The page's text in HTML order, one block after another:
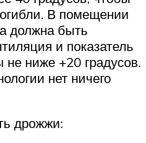
В помещении
должна быть
и показатель
не ниже +20 градусов.
нет ничего
дрожжи: